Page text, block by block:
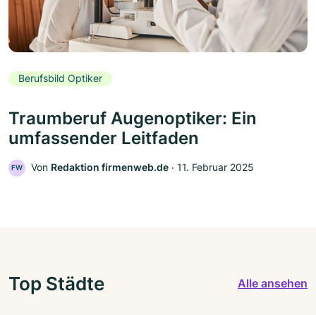
Berufsbild Optiker
Traumberuf Augenoptiker: Ein
umfassender Leitfaden
FW Von Redaktion firmenweb.de ‧ 11. Februar 2025
Top Städte Alle ansehen